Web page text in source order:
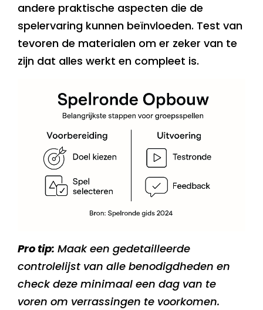
andere praktische aspecten die de
spelervaring kunnen beïnvloeden. Test van
tevoren de materialen om er zeker van te
zijn dat alles werkt en compleet is.
Pro tip: Maak een gedetailleerde
controlelijst van alle benodigdheden en
check deze minimaal een dag van te
voren om verrassingen te voorkomen.